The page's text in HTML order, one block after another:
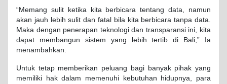
“Memang sulit ketika kita berbicara tentang data, namun
akan jauh lebih sulit dan fatal bila kita berbicara tanpa data.
Maka dengan penerapan teknologi dan transparansi ini, kita
dapat membangun sistem yang lebih tertib di Bali,” Ia
menambahkan.
Untuk tetap memberikan peluang bagi banyak pihak yang
memiliki hak dalam memenuhi kebutuhan hidupnya, para